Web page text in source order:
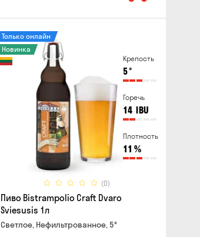
Крепость
5°
Горечь
14 IBU
Плотность
11 %
(0)
Только онлайн
Новинка
Пиво Bistrampolio Craft Dvaro
Sviesusis 1л
Светлое, Нефильтрованное, 5°